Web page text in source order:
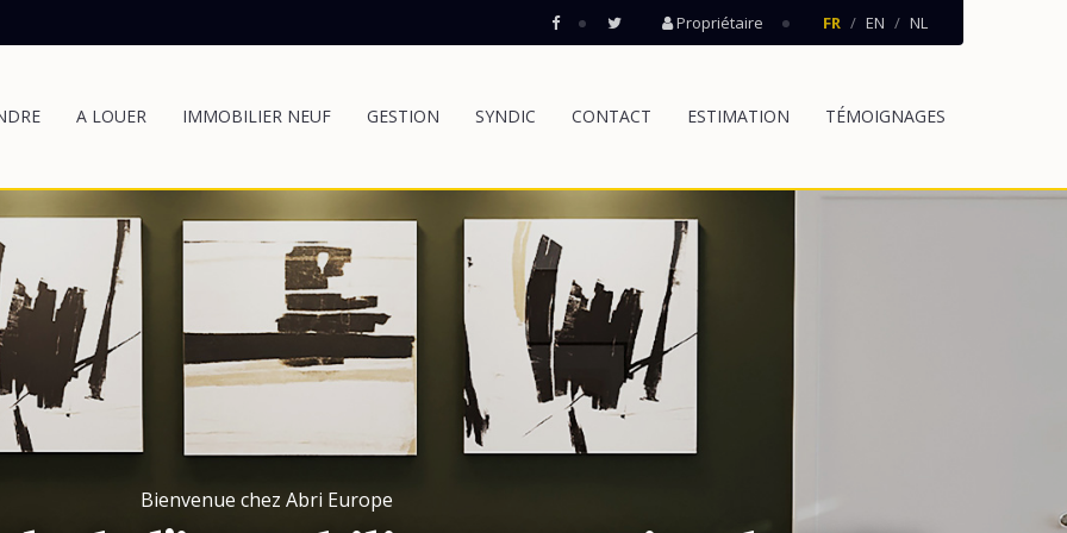
Propriétaire FR EN NL
A LOUER IMMOBILIER NEUF GESTION SYNDIC CONTACT ESTIMATION TÉMOIGNAGES
Bienvenue chez Abri Europe